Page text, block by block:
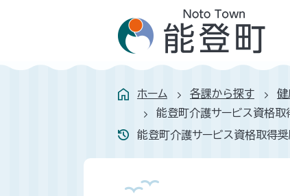
ホーム 各課から探す 健
能登町介護サービス資格
能登町介護サービス資格取得